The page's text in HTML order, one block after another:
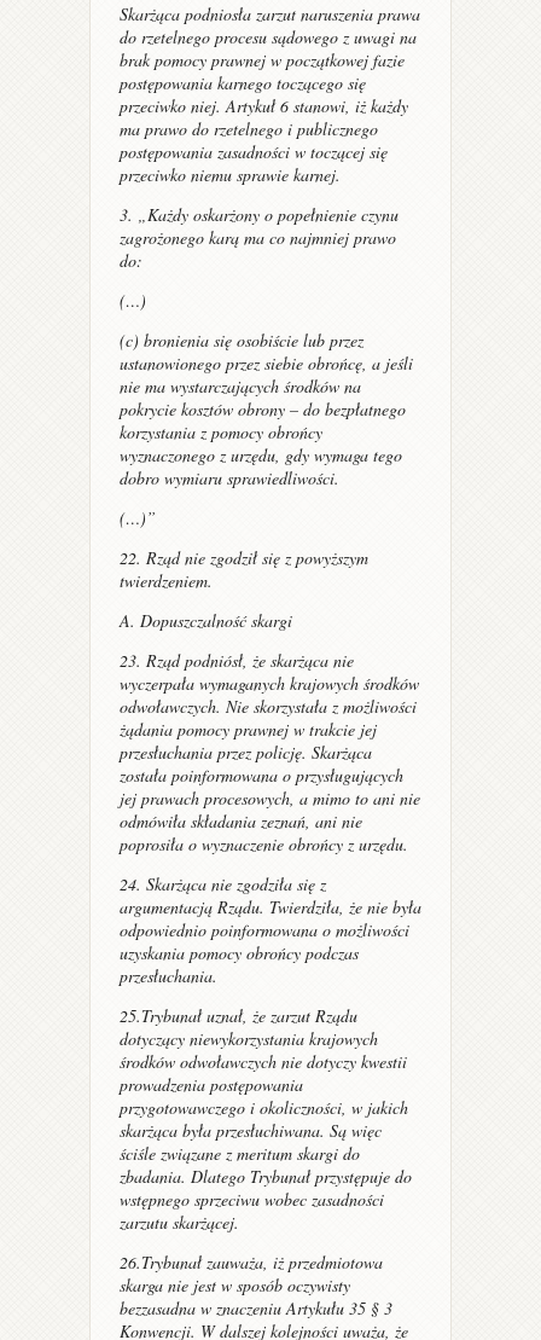
Skarżąca podniosła zarzut naruszenia prawa
do rzetelnego procesu sądowego z uwagi na
brak pomocy prawnej w początkowej fazie
postępowania karnego toczącego się
przeciwko niej. Artykuł 6 stanowi, iż każdy
ma prawo do rzetelnego i publicznego
postępowania zasadności w toczącej się
przeciwko niemu sprawie karnej.
3. „Każdy oskarżony o popełnienie czynu
zagrożonego karą ma co najmniej prawo
do:
(…)
(c) bronienia się osobiście lub przez
ustanowionego przez siebie obrońcę, a jeśli
nie ma wystarczających środków na
pokrycie kosztów obrony – do bezpłatnego
korzystania z pomocy obrońcy
wyznaczonego z urzędu, gdy wymaga tego
dobro wymiaru sprawiedliwości.
(…)”
22. Rząd nie zgodził się z powyższym
twierdzeniem.
A. Dopuszczalność skargi
23. Rząd podniósł, że skarżąca nie
wyczerpała wymaganych krajowych środków
odwoławczych. Nie skorzystała z możliwości
żądania pomocy prawnej w trakcie jej
przesłuchania przez policję. Skarżąca
została poinformowana o przysługujących
jej prawach procesowych, a mimo to ani nie
odmówiła składania zeznań, ani nie
poprosiła o wyznaczenie obrońcy z urzędu.
24. Skarżąca nie zgodziła się z
argumentacją Rządu. Twierdziła, że nie była
odpowiednio poinformowana o możliwości
uzyskania pomocy obrońcy podczas
przesłuchania.
25.Trybunał uznał, że zarzut Rządu
dotyczący niewykorzystania krajowych
środków odwoławczych nie dotyczy kwestii
prowadzenia postępowania
przygotowawczego i okoliczności, w jakich
skarżąca była przesłuchiwana. Są więc
ściśle związane z meritum skargi do
zbadania. Dlatego Trybunał przystępuje do
wstępnego sprzeciwu wobec zasadności
zarzutu skarżącej.
26.Trybunał zauważa, iż przedmiotowa
skarga nie jest w sposób oczywisty
bezzasadna w znaczeniu Artykułu 35 § 3
Konwencji. W dalszej kolejności uważa, że